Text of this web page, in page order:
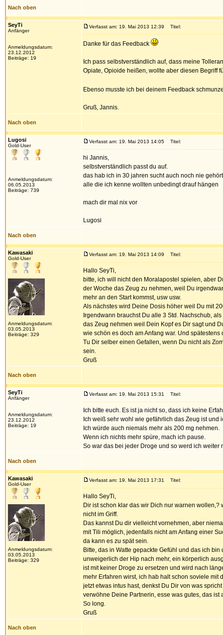
Nach oben
SeyTi
Anfänger
Anmeldungsdatum:
23.12.2012
Beiträge: 19
Verfasst am: 19. Mai 2013 12:39 Titel:
Danke für das Feedback
Ich pass selbstverständlich auf, dass meine
Opiate, Opioide heißen, wollte aber diesen Begriff
Ebenso musste ich bei deinem Feedback
Gruß, Jannis.
Nach oben
Lugosi
Gold-User
Anmeldungsdatum:
06.05.2013
Beiträge: 739
Verfasst am: 19. Mai 2013 14:05 Titel:
hi Jannis,
selbstverständlich passt du auf.
das hab ich in 30 jahren sucht auch noch nie gehört
alle die ich kenne wollten unbedingt drauf hängen
mach dir mal nix vor
Lugosi
Nach oben
Kawasaki
Gold-User
Anmeldungsdatum:
03.05.2013
Beiträge: 329
Verfasst am: 19. Mai 2013 14:09 Titel:
Hallo SeyTi,
bitte, ich will nicht den Moralapostel spielen, aber
der Woche das Zeug zu nehmen, weil Du
mehr an den Start kommst, usw usw.
Als nächstes wird Deine Dosis höher weil Du mit
Irgendwann brauchst Du alle 3 Std. Nachschub,
das Zeug nehmen weil Dein Kopf es Dir sagt und
wie schön es doch am Anfang war. Und
Tu Dir selber einen Gefallen, wenn Du nicht als
sein.
Gruß
Nach oben
SeyTi
Anfänger
Anmeldungsdatum:
23.12.2012
Beiträge: 19
Verfasst am: 19. Mai 2013 15:31 Titel:
Ich bitte euch. Es ist ja nicht so, dass ich keine
Ich weiß sehr wohl wie gefährlich das Zeug ist
Ich würde auch niemals mehr als 200 mg nehmen.
Wenn ich nichts mehr spüre, mach ich pause.
So war das bei jeder Droge und so werd ich weiter
Nach oben
Kawasaki
Gold-User
Anmeldungsdatum:
03.05.2013
Beiträge: 329
Verfasst am: 19. Mai 2013 17:31 Titel:
Hallo SeyTi,
Dir ist schon klar das wir Dich nur warnen
nicht im Griff.
Das kannst Du dir vielleicht vornehmen, aber
mit Tili möglich, jedenfalls nicht am Anfang einer
da kann es zu spät sein.
Bitte, das in Watte gepackte Gefühl und das ich
unweigerlich der Hip nach mehr, ein körperlich
ist mit keiner Droge zu ersetzen und wird nach
mehr Erfahren wirst, ich hab halt schon soviele
jetzt etwas intus hast, denkst Du Dir von was
verwöhne Deine Partnerin, esse was gutes, das
So long.
Gruß
Nach oben